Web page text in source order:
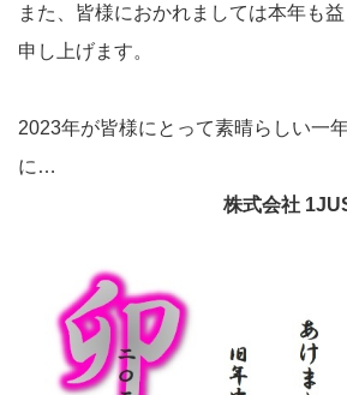
また、皆様におかれましては本年も
申し上げます。
2023年が皆様にとって素晴らしい一
に…
株式会社